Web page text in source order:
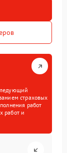
страховых
работ
работ и